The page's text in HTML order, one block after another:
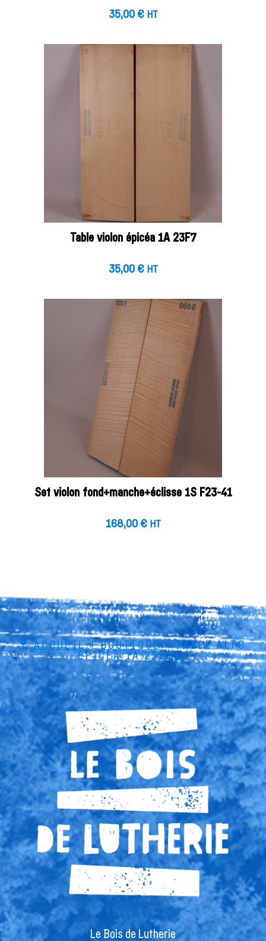
35,00 € HT
Table violon épicéa 1A 23F7
35,00 € HT
Set violon fond+manche+éclisse 1S F23-41
168,00 € HT
ACCUEIL»BOUTIQUE»TABLE ALTO
ÉPICÉA 1A 22D141
Le Bois de Lutherie